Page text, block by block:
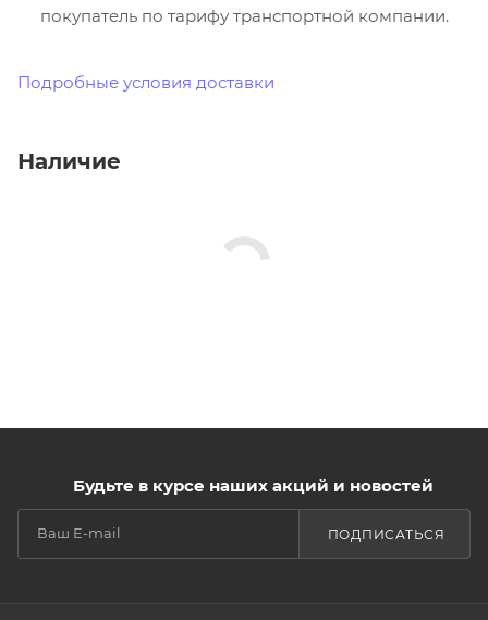
покупатель по тарифу транспортной компании.
Подробные условия доставки
Наличие
Будьте в курсе наших акций и новостей
ПОДПИСАТЬСЯ